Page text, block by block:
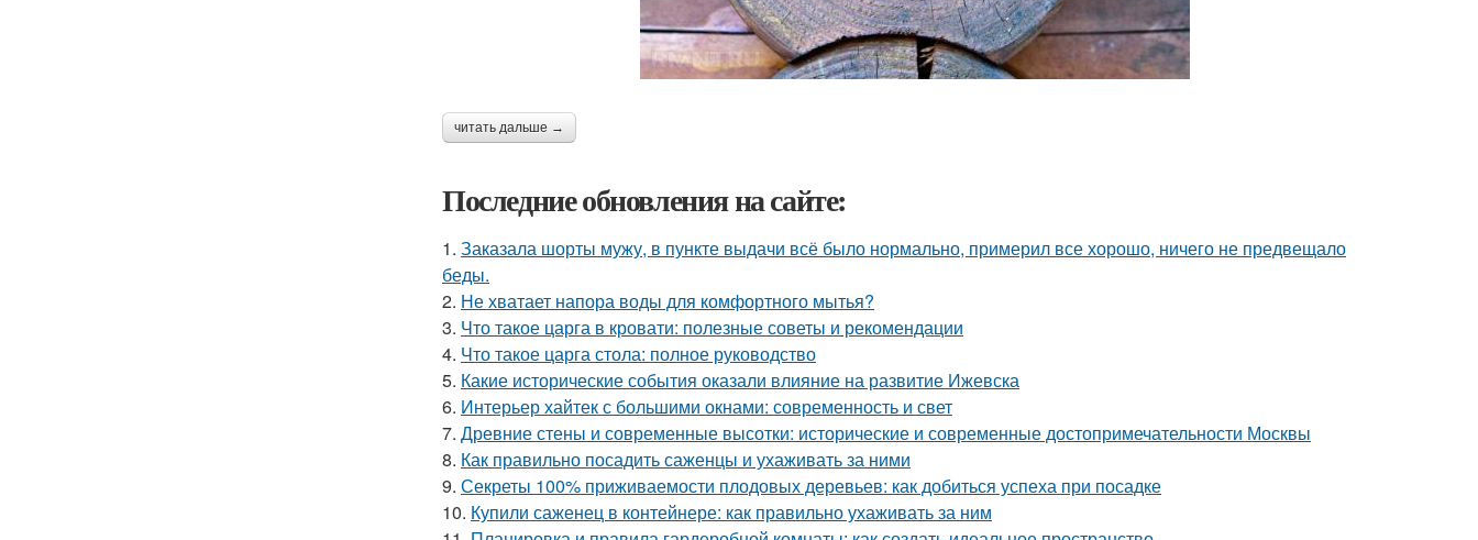
читать дальше →
Последние обновления на сайте:
1. Заказала шорты мужу, в пункте выдачи всё было нормально, примерил все хорошо, ничего не предвещало
беды.
2. Не хватает напора воды для комфортного мытья?
3. Что такое царга в кровати: полезные советы и рекомендации
4. Что такое царга стола: полное руководство
5. Какие исторические события оказали влияние на развитие Ижевска
6. Интерьер хайтек с большими окнами: современность и свет
7. Древние стены и современные высотки: исторические и современные достопримечательности Москвы
8. Как правильно посадить саженцы и ухаживать за ними
9. Секреты 100% приживаемости плодовых деревьев: как добиться успеха при посадке
10. Купили саженец в контейнере: как правильно ухаживать за ним